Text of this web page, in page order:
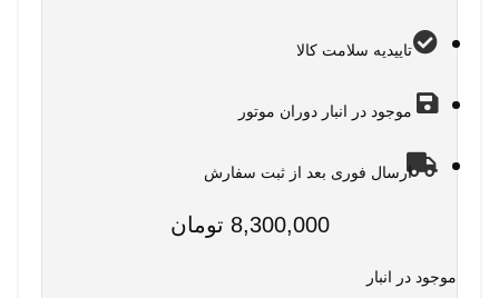
تاییدیه سلامت کالا
موجود در انبار دوران موتور
ارسال فوری بعد از ثبت سفارش
8,300,000 تومان
موجود در انبار